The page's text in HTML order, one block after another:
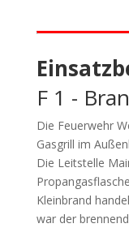
F 1 -
Die Feuerwehr
Gasgrill im
Die Leitstelle
Kleinbrand
war der